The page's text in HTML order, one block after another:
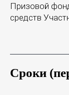
Призовой
средств
Сроки